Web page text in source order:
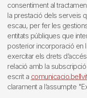
consentiment al
la prestació dels serveis
escau, per fer les
entitats públiques que
posterior incorporació en
exercitar els drets
relació amb la
escrit a
clarament a l’assumpte